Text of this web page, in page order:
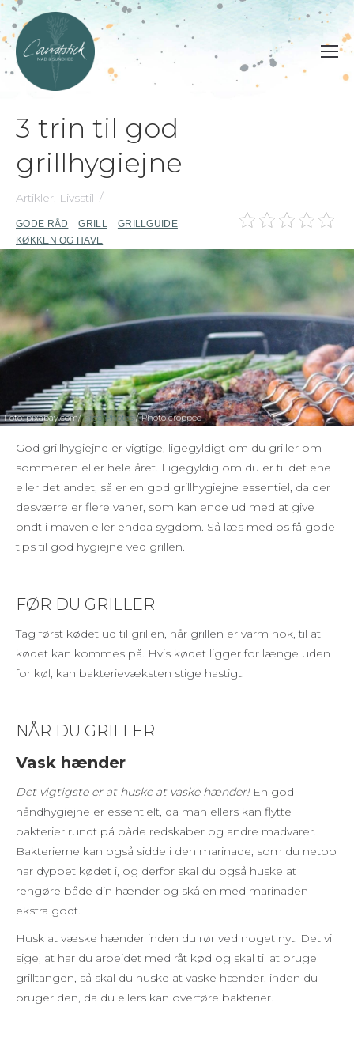
3 trin til god
grillhygiejne
Artikler, Livsstil
GODE RÅD GRILL
GRILLGUIDE
KØKKEN OG HAVE
Foto: pixabay.com/Free-Photos/ Photo cropped
God grillhygiejne er vigtige, ligegyldigt om du griller om
sommeren eller hele året. Ligegyldig om du er til det ene
eller det andet, så er en god grillhygiejne essentiel, da der
desværre er flere vaner, som kan ende ud med at give
ondt i maven eller endda sygdom. Så læs med os få gode
tips til god hygiejne ved grillen.
FØR DU GRILLER
Tag først kødet ud til grillen, når grillen er varm nok, til at
kødet kan kommes på. Hvis kødet ligger for længe uden
for køl, kan bakterievæksten stige hastigt.
NÅR DU GRILLER
Vask hænder
Det vigtigste er at huske at vaske hænder!En god
håndhygiejne er essentielt, da man ellers kan flytte
bakterier rundt på både redskaber og andre madvarer.
Bakterierne kan også sidde i den marinade, som du netop
har dyppet kødet i, og derfor skal du også huske at
rengøre både din hænder og skålen med marinaden
ekstra godt.
Husk at væske hænder inden du rør ved noget nyt. Det vil
sige, at har du arbejdet med råt kød og skal til at bruge
grilltangen, så skal du huske at vaske hænder, inden du
bruger den, da du ellers kan overføre bakterier.